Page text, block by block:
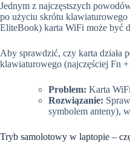
Jednym z najczęstszych
po użyciu skrótu
EliteBook) karta WiFi może być
Aby sprawdzić, czy karta działa
klawiaturowego (najczęściej Fn
Problem: Karta
Rozwiązanie:
symbolem anteny),
Tryb samolotowy w laptopie –